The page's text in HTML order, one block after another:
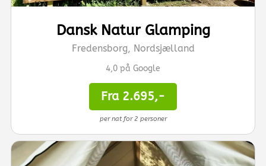
Dansk Natur Glamping
Fredensborg, Nordsjælland
4,0 på Google
Fra 2.695,-
per nat for 2 personer